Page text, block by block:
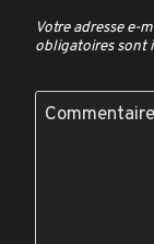
Votre adresse e-
obligatoires sont
Commentaire